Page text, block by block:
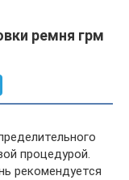
ремня грм
процедурой.
рекомендуется